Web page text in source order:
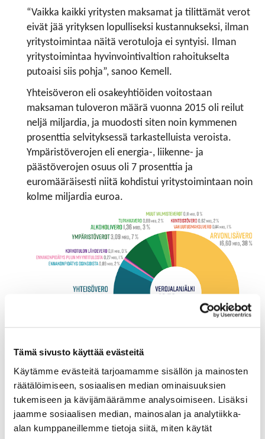
Tämä sivusto käyttää evästeitä
Käytämme evästeitä tarjoamamme sisällön ja mainosten
räätälöimiseen, sosiaalisen median ominaisuuksien
tukemiseen ja kävijämäärämme analysoimiseen. Lisäksi
jaamme sosiaalisen median, mainosalan ja analytiikka-
alan kumppaneillemme tietoja siitä, miten käytät
“Vaikka kaikki yritysten maksamat ja tilittämät verot
eivät jää yrityksen lopulliseksi kustannukseksi, ilman
yritystoimintaa näitä verotuloja ei syntyisi. Ilman
yritystoimintaa hyvinvointivaltion rahoitukselta
putoaisi siis pohja”, sanoo Kemell.
Yhteisöveron eli osakeyhtiöiden voitostaan
maksaman tuloveron määrä vuonna 2015 oli reilut
neljä miljardia, ja muodosti siten noin kymmenen
prosenttia selvityksessä tarkastelluista veroista.
Ympäristöverojen eli energia-, liikenne- ja
päästöverojen osuus oli 7 prosenttia ja
euromääräisesti niitä kohdistui yritystoimintaan noin
kolme miljardia euroa.
Kemellin mukaan keskustelu yritysten harjoittamasta
aggressiivisesta verosuunnittelusta ja sen
kitkemistarpeesta on ylimitoitettua, sillä suomalaiset
yritykset hoitavat verovelvoitteensa pääsääntöisesti
erittäin hyvin.